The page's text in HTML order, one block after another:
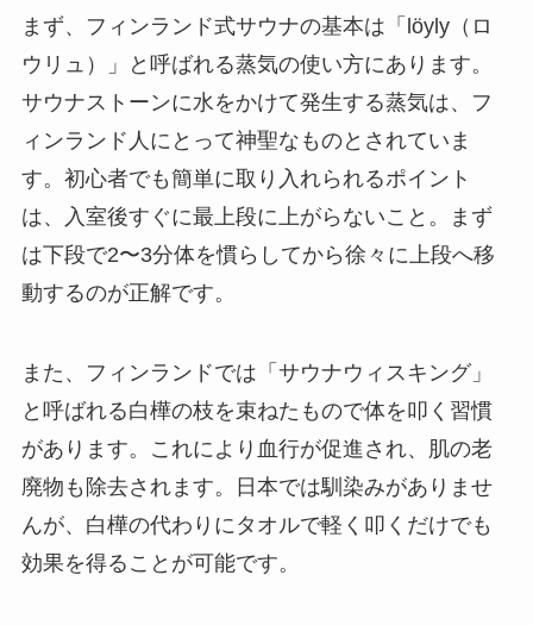
まず、フィンランド式サウナの基本は「löyly（ロ
ウリュ）」と呼ばれる蒸気の使い方にあります。
サウナストーンに水をかけて発生する蒸気は、フ
ィンランド人にとって神聖なものとされていま
す。初心者でも簡単に取り入れられるポイント
は、入室後すぐに最上段に上がらないこと。まず
は下段で2〜3分体を慣らしてから徐々に上段へ移
動するのが正解です。
また、フィンランドでは「サウナウィスキング」
と呼ばれる白樺の枝を束ねたもので体を叩く習慣
があります。これにより血行が促進され、肌の老
廃物も除去されます。日本では馴染みがありませ
んが、白樺の代わりにタオルで軽く叩くだけでも
効果を得ることが可能です。